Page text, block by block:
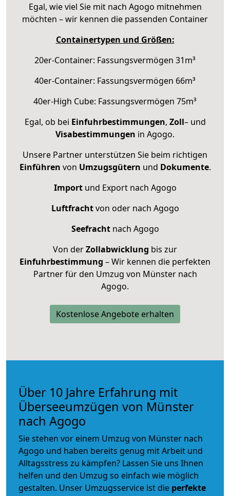
Egal, wie viel Sie mit nach Agogo mitnehmen
möchten – wir kennen die passenden Container
Containertypen und Größen:
20er-Container: Fassungsvermögen 31m³
40er-Container: Fassungsvermögen 66m³
40er-High Cube: Fassungsvermögen 75m³
Egal, ob bei Einfuhrbestimmungen, Zoll– und
Visabestimmungen in Agogo.
Unsere Partner unterstützen Sie beim richtigen
Einführen von Umzugsgütern und Dokumente.
Importund Export nach Agogo
Luftfrachtvon oder nach Agogo
Seefrachtnach Agogo
Von derZollabwicklung bis zur
Einfuhrbestimmung – Wir kennen die perfekten
Partner für den Umzug von Münster nach
Agogo.
Kostenlose Angebote erhalten
Über 10 Jahre Erfahrung mit
Überseeumzügen von Münster
nach Agogo
Sie stehen vor einem Umzug von Münster nach
Agogo und haben bereits genug mit Arbeit und
Alltagsstress zu kämpfen? Lassen Sie uns Ihnen
helfen und den Umzug so einfach wie möglich
gestalten. Unser Umzugsservice ist die perfekte